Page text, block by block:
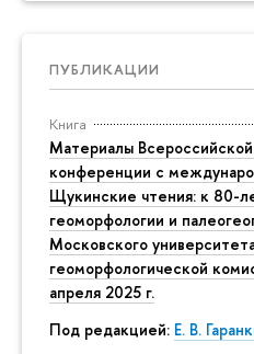
ПУБЛИКАЦИИ
Книга
Материалы
конференции с
Щукинские чтения: к 80-
еоморфологии и
Московского
еоморфологической
апреля 2025 г.
Под редакцией: Е. В.